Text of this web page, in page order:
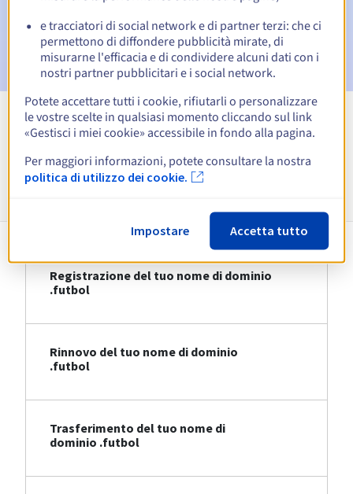
Email dopo il Redemption Grace Periodper notificare la
cancellazione del nome di dominio
Visualizza tutte le estensioni
Informazioni su .futbol
Registrazione del tuo nome di dominio
.futbol
Rinnovo del tuo nome di dominio
.futbol
Trasferimento del tuo nome di
dominio .futbol
e tracciatori di social network e di partner terzi: che ci
permettono di diffondere pubblicità mirate, di
misurarne l'efficacia e di condividere alcuni dati con i
nostri partner pubblicitari e i social network.
Potete accettare tutti i cookie, rifiutarli o personalizzare
le vostre scelte in qualsiasi momento cliccando sul link
«Gestisci i miei cookie» accessibile in fondo alla pagina.
Per maggiori informazioni, potete consultare la nostra
politica di utilizzo dei cookie.
Impostare Accetta tutto